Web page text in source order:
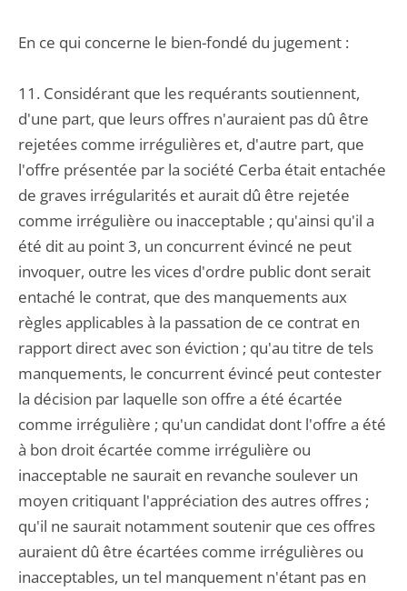
En ce qui concerne le bien-fondé du jugement :
11. Considérant que les requérants soutiennent,
d'une part, que leurs offres n'auraient pas dû être
rejetées comme irrégulières et, d'autre part, que
l'offre présentée par la société Cerba était entachée
de graves irrégularités et aurait dû être rejetée
comme irrégulière ou inacceptable ; qu'ainsi qu'il a
été dit au point 3, un concurrent évincé ne peut
invoquer, outre les vices d'ordre public dont serait
entaché le contrat, que des manquements aux
règles applicables à la passation de ce contrat en
rapport direct avec son éviction ; qu'au titre de tels
manquements, le concurrent évincé peut contester
la décision par laquelle son offre a été écartée
comme irrégulière ; qu'un candidat dont l'offre a été
à bon droit écartée comme irrégulière ou
inacceptable ne saurait en revanche soulever un
moyen critiquant l'appréciation des autres offres ;
qu'il ne saurait notamment soutenir que ces offres
auraient dû être écartées comme irrégulières ou
inacceptables, un tel manquement n'étant pas en